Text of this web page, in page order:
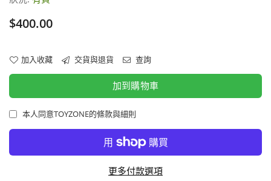
價
$400.00
加入收藏 交貨與退貨 查詢
加到購物車
本人同意TOYZONE的條款與細則
更多付款選項